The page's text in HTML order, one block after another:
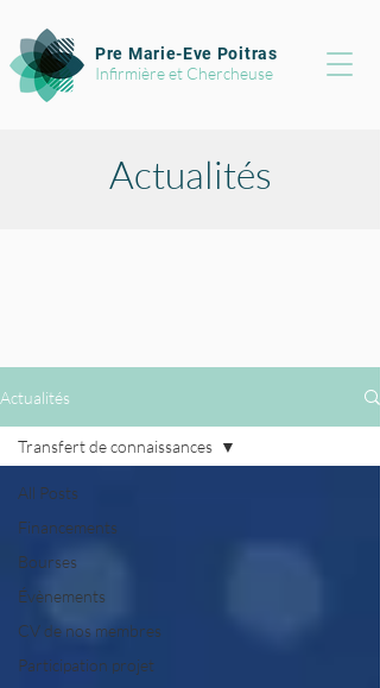
Pre Marie-Eve Poitras
Infirmière et Chercheuse
Actualités
Actualités
All Posts
Financements
Bourses
Évènements
CV de nos membres
Participation projet
Transfert de connaissances